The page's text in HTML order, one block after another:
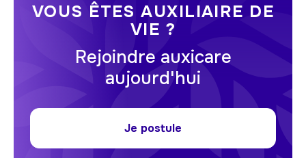
VOUS ÊTES AUXILIAIRE DE
VIE ?
Rejoindre auxicare
aujourd'hui
Je postule